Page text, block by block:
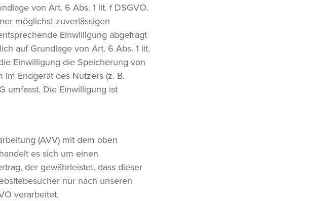
von Art. 6 Abs. 1 lit. f DSGVO.
möglichst zuverlässigen
Einwilligung abgefragt
auf Grundlage von Art. 6 Abs. 1 lit.
Einwilligung die Speicherung von
Endgerät des Nutzers (z. B.
umfasst. Die Einwilligung ist
(AVV) mit dem oben
es sich um einen
der gewährleistet, dass dieser
nur nach unseren
verarbeitet.